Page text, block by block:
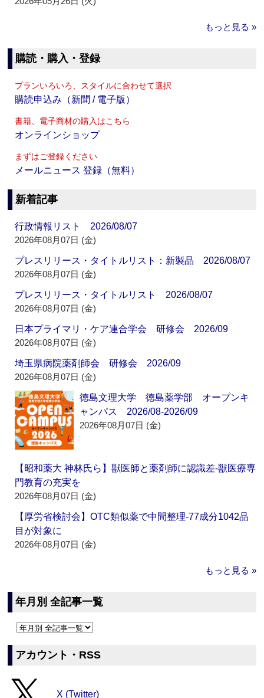
もっと見る »
購読・購入・登録
プランいろいろ、スタイルに合わせて選択
購読申込み（新聞 / 電子版）
書籍、電子商材の購入はこちら
オンラインショップ
まずはご登録ください
メールニュース 登録（無料）
新着記事
行政情報リスト 2026/08/07
2026年08月07日 (金)
プレスリリース・タイトルリスト：新製品 2026/08/07
2026年08月07日 (金)
プレスリリース・タイトルリスト 2026/08/07
2026年08月07日 (金)
日本プライマリ・ケア連合学会 研修会 2026/09
2026年08月07日 (金)
埼玉県病院薬剤師会 研修会 2026/09
2026年08月07日 (金)
徳島文理大学 徳島薬学部 オープンキ
ャンパス 2026/08-2026/09
2026年08月07日 (金)
【昭和薬大 神林氏ら】獣医師と薬剤師に認識差‐獣医療専
門教育の充実を
2026年08月07日 (金)
【厚労省検討会】OTC類似薬で中間整理‐77成分1042品
目が対象に
2026年08月07日 (金)
もっと見る »
年月別 全記事一覧
アカウント・RSS
X (Twitter)